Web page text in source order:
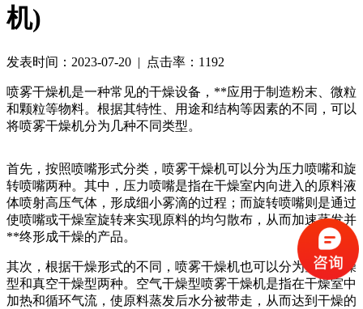
机)
发表时间：2023-07-20 | 点击率：1192
喷雾干燥机是一种常见的干燥设备，**应用于制造粉末、微粒
和颗粒等物料。根据其特性、用途和结构等因素的不同，可以
将喷雾干燥机分为几种不同类型。
首先，按照喷嘴形式分类，喷雾干燥机可以分为压力喷嘴和旋
转喷嘴两种。其中，压力喷嘴是指在干燥室内向进入的原料液
体喷射高压气体，形成细小雾滴的过程；而旋转喷嘴则是通过
使喷嘴或干燥室旋转来实现原料的均匀散布，从而加速蒸发并
**终形成干燥的产品。
其次，根据干燥形式的不同，喷雾干燥机也可以分为空气干燥
型和真空干燥型两种。空气干燥型喷雾干燥机是指在干燥室中
加热和循环气流，使原料蒸发后水分被带走，从而达到干燥的